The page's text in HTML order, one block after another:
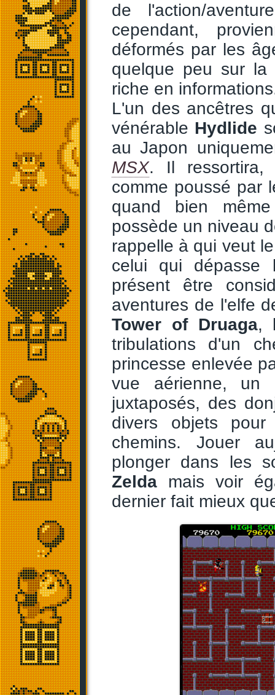
de l'action/
cependant,
déformés par les
quelque peu sur la
riche en
L'un des ancêtres
vénérable Hydlide
au Japon
MSX. Il
comme poussé par
quand bien
possède un niveau
rappelle à qui veut
celui qui
présent être
aventures de l'elfe
Tower of Druaga,
tribulations d'un
princesse enlevée
vue aérienne, un
juxtaposés, des
divers objets
chemins. Jouer
plonger dans les
Zelda mais voir
dernier fait mieux